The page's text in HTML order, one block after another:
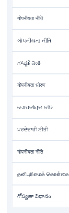
गोपनीयता नीति
ગોપનીયતા નીતિ
ಗೌಪ್ಯತೆ ನೀತಿ
गोपनीयता धोरण
ଗୋପନୀୟତା ନୀତି
ਪਰਦੇਦਾਰੀ ਨੀਤੀ
गोपनीयता नीति
தனியுரிமைக் கொள்கை
గోప్యతా విధానం